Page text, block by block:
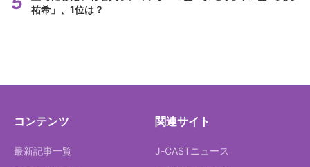
祐希」、1位は？
コンテンツ
最新記事一覧
関連サイト
J-CASTニュース